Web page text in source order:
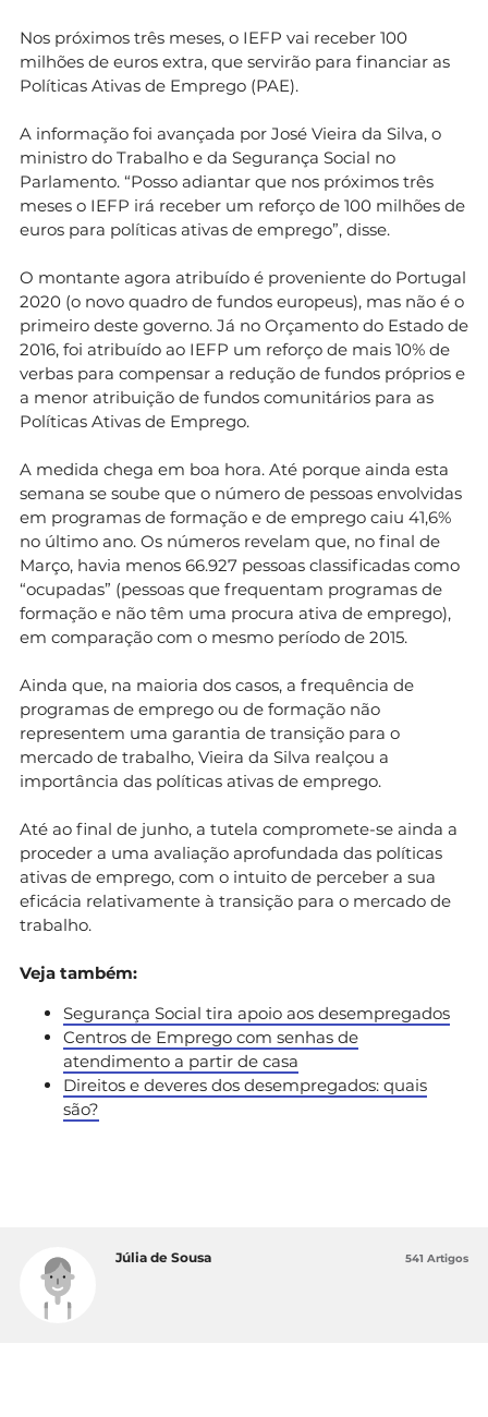
Nos próximos três meses, o IEFP vai receber 100
milhões de euros extra, que servirão para financiar as
Políticas Ativas de Emprego (PAE).
A informação foi avançada por José Vieira da Silva, o
ministro do Trabalho e da Segurança Social no
Parlamento. “Posso adiantar que nos próximos três
meses o IEFP irá receber um reforço de 100 milhões de
euros para políticas ativas de emprego”, disse.
O montante agora atribuído é proveniente do Portugal
2020 (o novo quadro de fundos europeus), mas não é o
primeiro deste governo. Já no Orçamento do Estado de
2016, foi atribuído ao IEFP um reforço de mais 10% de
verbas para compensar a redução de fundos próprios e
a menor atribuição de fundos comunitários para as
Políticas Ativas de Emprego.
A medida chega em boa hora. Até porque ainda esta
semana se soube que o número de pessoas envolvidas
em programas de formação e de emprego caiu 41,6%
no último ano. Os números revelam que, no final de
Março, havia menos 66.927 pessoas classificadas como
“ocupadas” (pessoas que frequentam programas de
formação e não têm uma procura ativa de emprego),
em comparação com o mesmo período de 2015.
Ainda que, na maioria dos casos, a frequência de
programas de emprego ou de formação não
representem uma garantia de transição para o
mercado de trabalho, Vieira da Silva realçou a
importância das políticas ativas de emprego.
Até ao final de junho, a tutela compromete-se ainda a
proceder a uma avaliação aprofundada das políticas
ativas de emprego, com o intuito de perceber a sua
eficácia relativamente à transição para o mercado de
trabalho.
Veja também:
Segurança Social tira apoio aos desempregados
Centros de Emprego com senhas de
atendimento a partir de casa
Direitos e deveres dos desempregados: quais
são?
Júlia de Sousa 541 Artigos